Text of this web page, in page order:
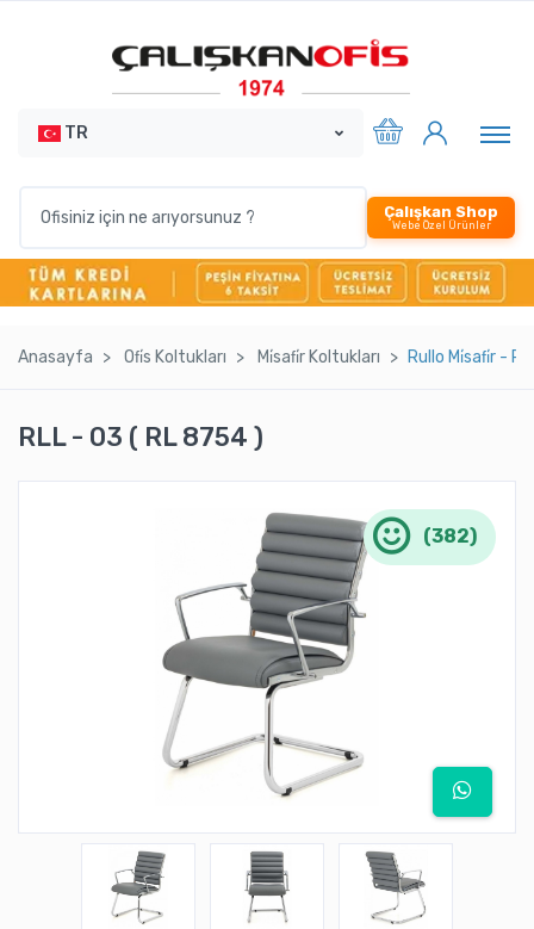
TR
Çalışkan Shop
Webe Özel Ürünler
Anasayfa Ofi̇s Koltukları Mi̇safi̇r Koltukları Rullo Mi̇safi̇r - Rl
RLL - 03 ( RL 8754 )
(382)